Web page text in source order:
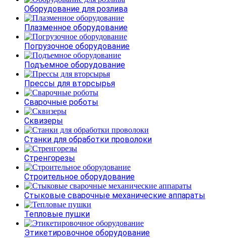
Оборудование для розлива
Плазменное оборудование
Погрузочное оборудование
Подъемное оборудование
Прессы для вторсырья
Сварочные роботы
Сквизеры
Станки для обработки проволоки
Стренгорезы
Строительное оборудование
Стыковые сварочные механические аппараты
Тепловые пушки
Этикетировочное оборудование